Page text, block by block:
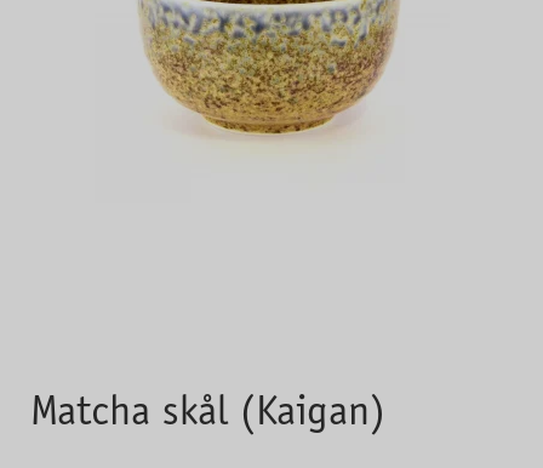
Matcha skål (Kaigan)